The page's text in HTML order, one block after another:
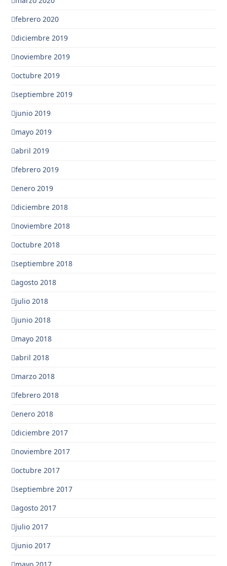
febrero 2020
diciembre 2019
noviembre 2019
octubre 2019
septiembre 2019
junio 2019
mayo 2019
abril 2019
febrero 2019
enero 2019
diciembre 2018
noviembre 2018
octubre 2018
septiembre 2018
agosto 2018
julio 2018
junio 2018
mayo 2018
abril 2018
marzo 2018
febrero 2018
enero 2018
diciembre 2017
noviembre 2017
octubre 2017
septiembre 2017
agosto 2017
julio 2017
junio 2017